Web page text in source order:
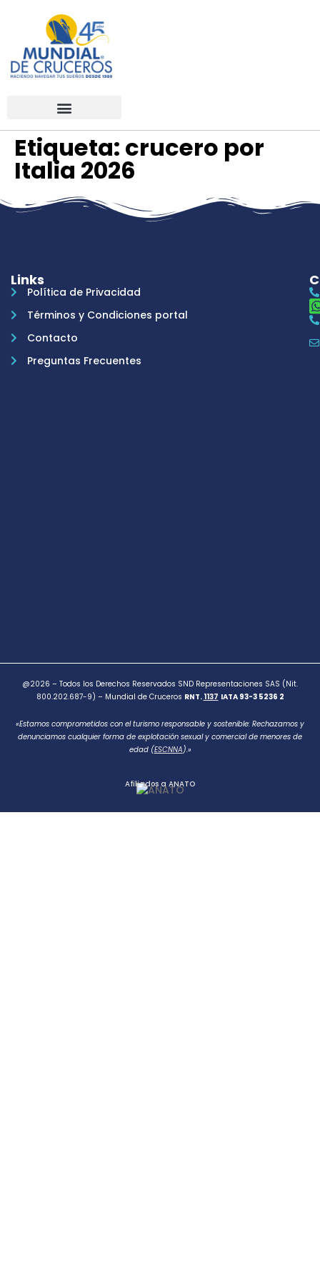
Etiqueta: crucero por
Italia 2026
Links
Política de Privacidad
Términos y Condiciones portal
Contacto
Preguntas Frecuentes
@2026 – Todos los Derechos Reservados SND Representaciones SAS (Nit.
800.202.687-9) – Mundial de Cruceros RNT. 1137 IATA 93-3 5236 2
«Estamos comprometidos con el turismo responsable y sostenible: Rechazamos y
denunciamos cualquier forma de explotación sexual y comercial de menores de
edad (ESCNNA).»
Afiliados a ANATO